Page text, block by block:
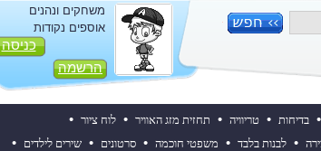
משחקים ונהנים
אוספים נקודות
כניסה
הרשמה
• בדיחות • טריוויה • תחזית מזג האוויר • לוח ציור •
• לבנות בלבד • משפטי חוכמה • סרטונים • שירים לילדים •